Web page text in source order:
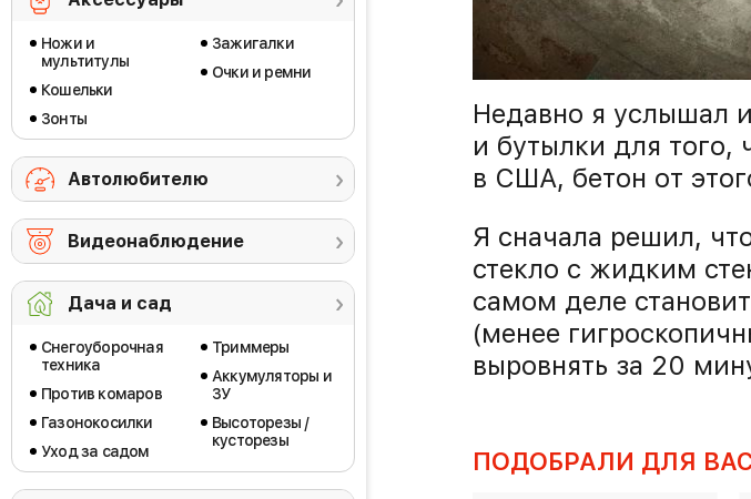
Ножи и
мультитулы
Кошельки
Зонты
Зажигалки
Очки и ремни
Автолюбителю
Видеонаблюдение
Дача и сад
Снегоуборочная
техника
Против комаров
Газонокосилки
Уход за садом
Триммеры
Аккумуляторы и
ЗУ
Высоторезы /
кусторезы
Недавно я услышал
и бутылки для того,
в США, бетон от
Я сначала решил,
стекло с жидким
самом деле
(менее
выровнять за 20
ПОДОБРАЛИ ДЛЯ